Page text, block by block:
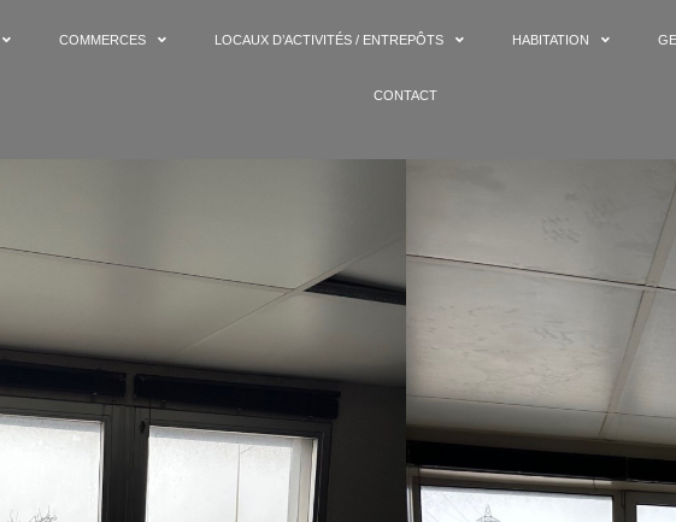
COMMERCES LOCAUX D’ACTIVITÉS / ENTREPÔTS HABITATION
CONTACT